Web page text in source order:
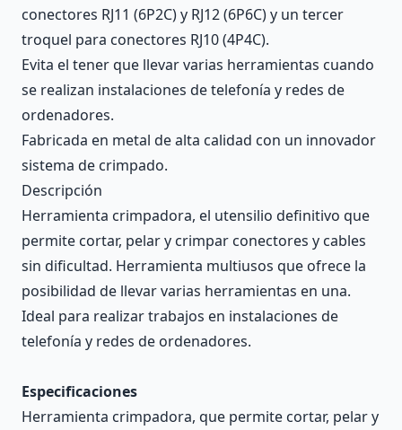
conectores RJ11 (6P2C) y RJ12 (6P6C) y un tercer
troquel para conectores RJ10 (4P4C).
Evita el tener que llevar varias herramientas cuando
se realizan instalaciones de telefonía y redes de
ordenadores.
Fabricada en metal de alta calidad con un innovador
sistema de crimpado.
Descripción
Herramienta crimpadora, el utensilio definitivo que
permite cortar, pelar y crimpar conectores y cables
sin dificultad. Herramienta multiusos que ofrece la
posibilidad de llevar varias herramientas en una.
Ideal para realizar trabajos en instalaciones de
telefonía y redes de ordenadores.
Especificaciones
Herramienta crimpadora, que permite cortar, pelar y